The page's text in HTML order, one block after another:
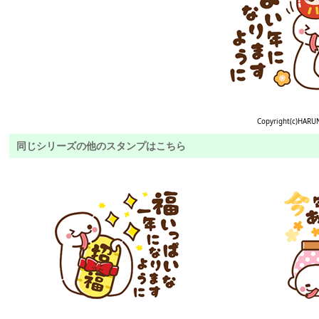
同じシリーズの他のスタンプはこちら